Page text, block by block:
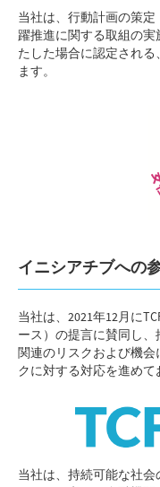
当社は、行動計画の策
躍推進に関する取組の
たした場合に認定され
ます。
イニシアチブへの
当社は、2021年12月に
ース）の提言に賛同し
関連のリスクおよび機
クに対する対応を進めて
当社は、持続可能な社